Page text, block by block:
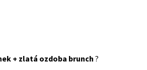
+ zlatá ozdoba brunch ?